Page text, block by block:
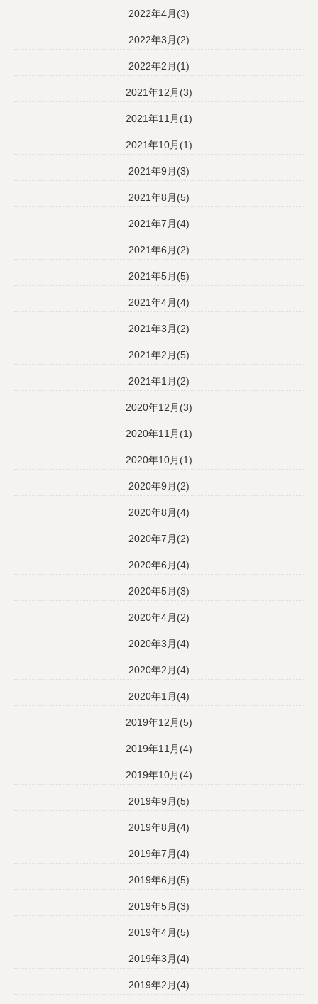
2022年4月(3)
2022年3月(2)
2022年2月(1)
2021年12月(3)
2021年11月(1)
2021年10月(1)
2021年9月(3)
2021年8月(5)
2021年7月(4)
2021年6月(2)
2021年5月(5)
2021年4月(4)
2021年3月(2)
2021年2月(5)
2021年1月(2)
2020年12月(3)
2020年11月(1)
2020年10月(1)
2020年9月(2)
2020年8月(4)
2020年7月(2)
2020年6月(4)
2020年5月(3)
2020年4月(2)
2020年3月(4)
2020年2月(4)
2020年1月(4)
2019年12月(5)
2019年11月(4)
2019年10月(4)
2019年9月(5)
2019年8月(4)
2019年7月(4)
2019年6月(5)
2019年5月(3)
2019年4月(5)
2019年3月(4)
2019年2月(4)